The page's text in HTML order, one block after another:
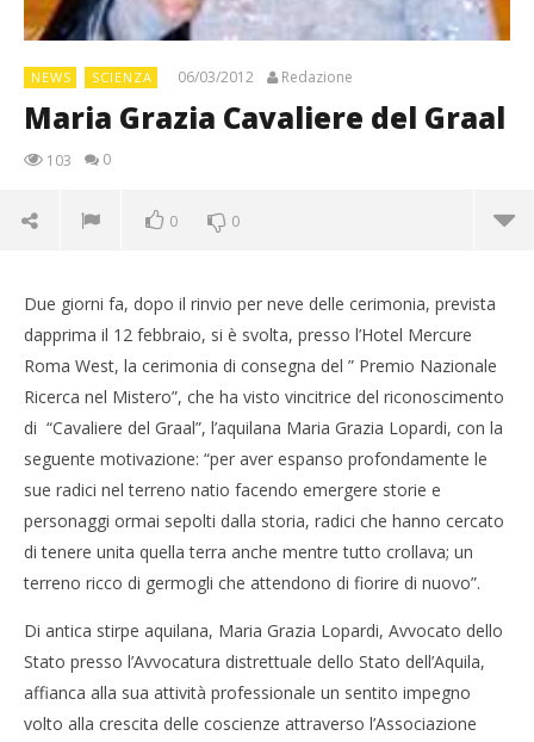
NEWS SCIENZA 06/03/2012 Redazione
Maria Grazia Cavaliere del Graal
103 0
0 0
NOW VIEWING
Maria Grazia Cavaliere del Graal
06/03/2012
Due giorni fa, dopo il rinvio per neve delle cerimonia, prevista
dapprima il 12 febbraio, si è svolta, presso l’Hotel Mercure
Roma West, la cerimonia di consegna del ” Premio Nazionale
Ricerca nel Mistero”, che ha visto vincitrice del riconoscimento
di “Cavaliere del Graal”, l’aquilana Maria Grazia Lopardi, con la
seguente motivazione: “per aver espanso profondamente le
sue radici nel terreno natio facendo emergere storie e
personaggi ormai sepolti dalla storia, radici che hanno cercato
di tenere unita quella terra anche mentre tutto crollava; un
terreno ricco di germogli che attendono di fiorire di nuovo”.
Di antica stirpe aquilana, Maria Grazia Lopardi, Avvocato dello
Stato presso l’Avvocatura distrettuale dello Stato dell’Aquila,
affianca alla sua attività professionale un sentito impegno
volto alla crescita delle coscienze attraverso l’Associazione